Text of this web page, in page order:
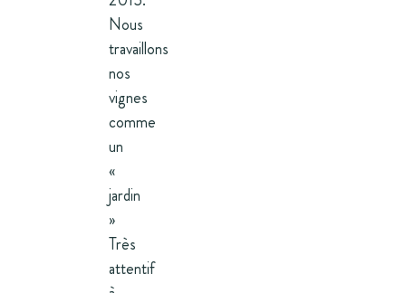
Nous
travaillons
nos
vignes
comme
un
«
jardin
»
Très
attentif